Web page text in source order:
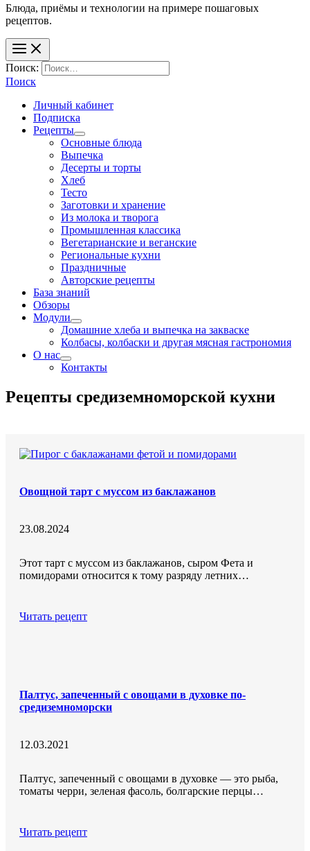
Блюда, приёмы и технологии на примере пошаговых
Поиск:
Поиск
Личный кабинет
Подписка
Рецепты
Основные блюда
Выпечка
Десерты и торты
Хлеб
Тесто
Заготовки и хранение
Из молока и творога
Промышленная классика
Вегетарианские и веганские
Региональные кухни
Праздничные
Авторские рецепты
База знаний
Обзоры
Модули
Домашние хлеба и выпечка на закваске
Колбасы, колбаски и другая мясная гастрономия
О нас
Контакты
Рецепты средиземноморской кухни
Овощной тарт с муссом из баклажанов
23.08.2024
Этот тарт с муссом из баклажанов, сыром Фета и
помидорами относится к тому разряду летних…
Читать рецепт
Палтус, запеченный с овощами в духовке по-
средиземноморски
12.03.2021
Палтус, запеченный с овощами в духовке — это рыба,
томаты черри, зеленая фасоль, болгарские перцы…
Читать рецепт